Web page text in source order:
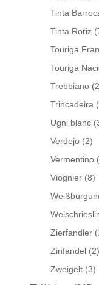
Tinta
Tinta Roriz
Touriga
Touriga
Trebbiano
Trincadeira
Ugni blanc
Verdejo (2)
Vermentino
Viognier (8)
Zierfandler
Zinfandel (2)
Zweigelt (3)